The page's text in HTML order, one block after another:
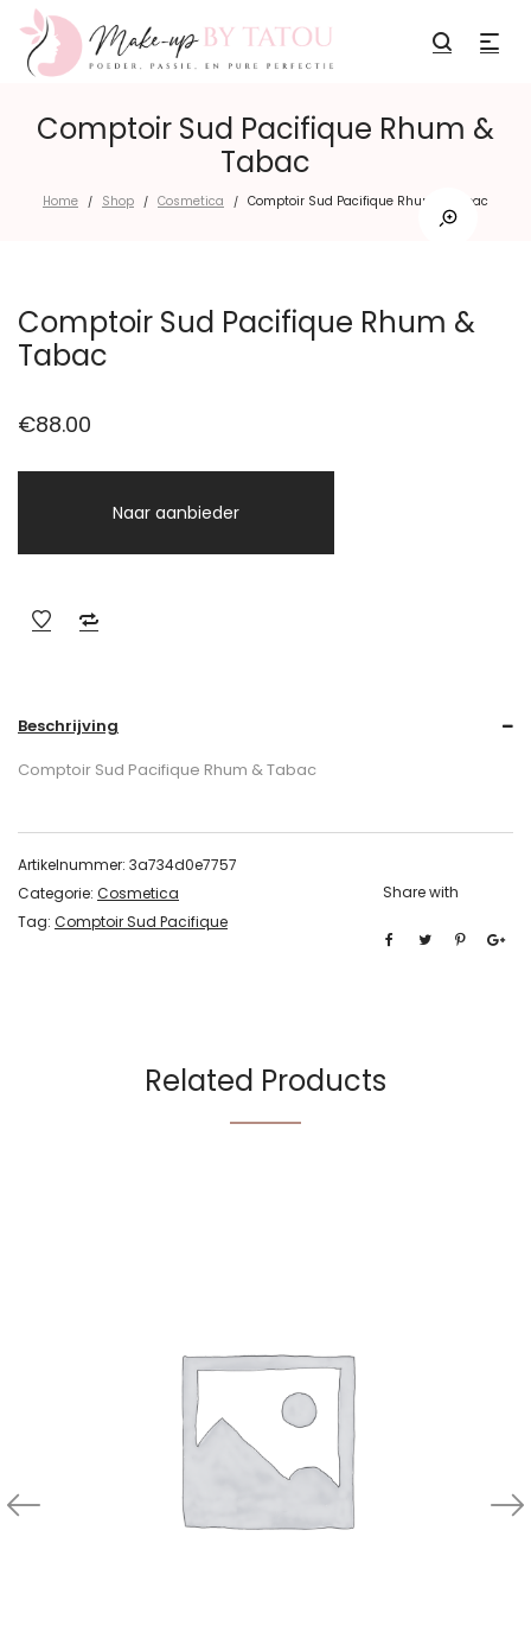
Comptoir Sud Pacifique Rhum &
Tabac
Home / Shop / Cosmetica / Comptoir Sud Pacifique Rhum & Tabac
Comptoir Sud Pacifique Rhum &
Tabac
€88.00
Naar aanbieder
Beschrijving
Comptoir Sud Pacifique Rhum & Tabac
Artikelnummer: 3a734d0e7757
Categorie: Cosmetica
Tag: Comptoir Sud Pacifique
Share with
Related Products